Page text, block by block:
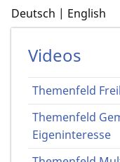
Deutsch English
Videos
Themenfeld
Themenfeld
Eigeninteresse